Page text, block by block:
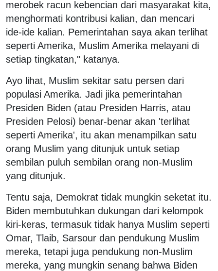
merobek racun kebencian dari masyarakat kita,
menghormati kontribusi kalian, dan mencari
ide-ide kalian. Pemerintahan saya akan terlihat
seperti Amerika, Muslim Amerika melayani di
setiap tingkatan," katanya.
Ayo lihat, Muslim sekitar satu persen dari
populasi Amerika. Jadi jika pemerintahan
Presiden Biden (atau Presiden Harris, atau
Presiden Pelosi) benar-benar akan 'terlihat
seperti Amerika', itu akan menampilkan satu
orang Muslim yang ditunjuk untuk setiap
sembilan puluh sembilan orang non-Muslim
yang ditunjuk.
Tentu saja, Demokrat tidak mungkin seketat itu.
Biden membutuhkan dukungan dari kelompok
kiri-keras, termasuk tidak hanya Muslim seperti
Omar, Tlaib, Sarsour dan pendukung Muslim
mereka, tetapi juga pendukung non-Muslim
mereka, yang mungkin senang bahwa Biden